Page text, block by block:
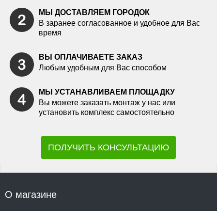
МЫ ДОСТАВЛЯЕМ ГОРОДОК
В заранее согласованное и удобное для Вас
время
ВЫ ОПЛАЧИВАЕТЕ ЗАКАЗ
Любым удобным для Вас способом
МЫ УСТАНАВЛИВАЕМ ПЛОЩАДКУ
Вы можете заказать монтаж у нас или
установить комплекс самостоятельно
ПОЛУЧИТЬ КОНСУЛЬТАЦИЮ
О магазине